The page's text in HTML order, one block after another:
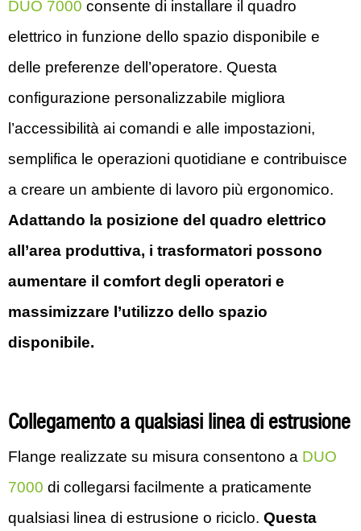
DUO 7000 consente di installare il quadro
elettrico in funzione dello spazio disponibile e
delle preferenze dell’operatore. Questa
configurazione personalizzabile migliora
l’accessibilità ai comandi e alle impostazioni,
semplifica le operazioni quotidiane e contribuisce
a creare un ambiente di lavoro più ergonomico.
Adattando la posizione del quadro elettrico
all’area produttiva, i trasformatori possono
aumentare il comfort degli operatori e
massimizzare l’utilizzo dello spazio
disponibile.
Collegamento a qualsiasi linea di estrusione
Flange realizzate su misura consentono a DUO
7000 di collegarsi facilmente a praticamente
qualsiasi linea di estrusione o riciclo. Questa